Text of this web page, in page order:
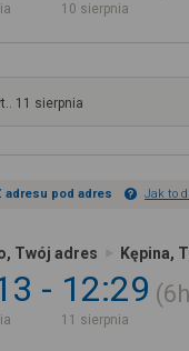
10 sierpnia
11 sierpnia
adresu pod adres Jak to
Twój adres Kępina,
12:29
11 sierpnia
6h